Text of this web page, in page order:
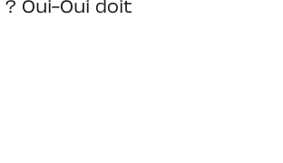
Oui-Oui doit